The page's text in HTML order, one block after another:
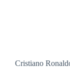
Cristiano